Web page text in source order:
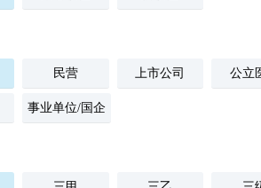
民营 上市公司 公立
事业单位/国企